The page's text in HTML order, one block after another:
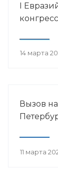
I
14 марта
Вызов
11 марта